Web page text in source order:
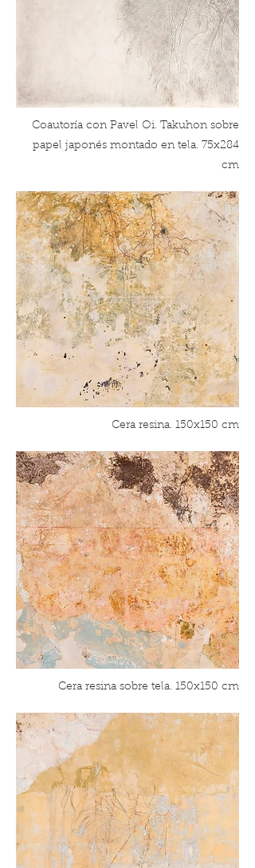
Coautoría con Pavel Oi. Takuhon sobre
papel japonés montado en tela. 75x284
cm
Cera resina. 150x150 cm
Cera resina sobre tela. 150x150 cm